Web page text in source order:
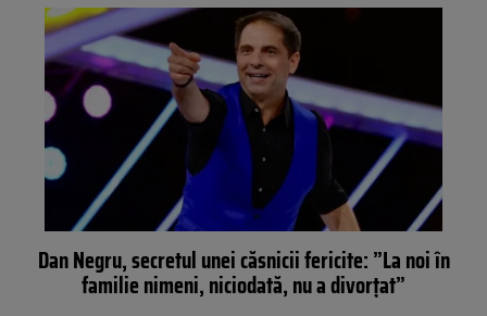
Dan Negru, secretul unei căsnicii fericite: ”La noi în
familie nimeni, niciodată, nu a divorțat”